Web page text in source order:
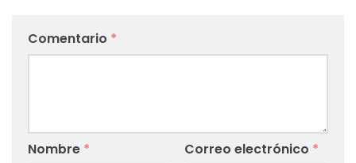
Comentario *
Nombre * Correo electrónico *